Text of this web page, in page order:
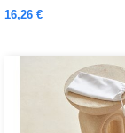
16,26 €